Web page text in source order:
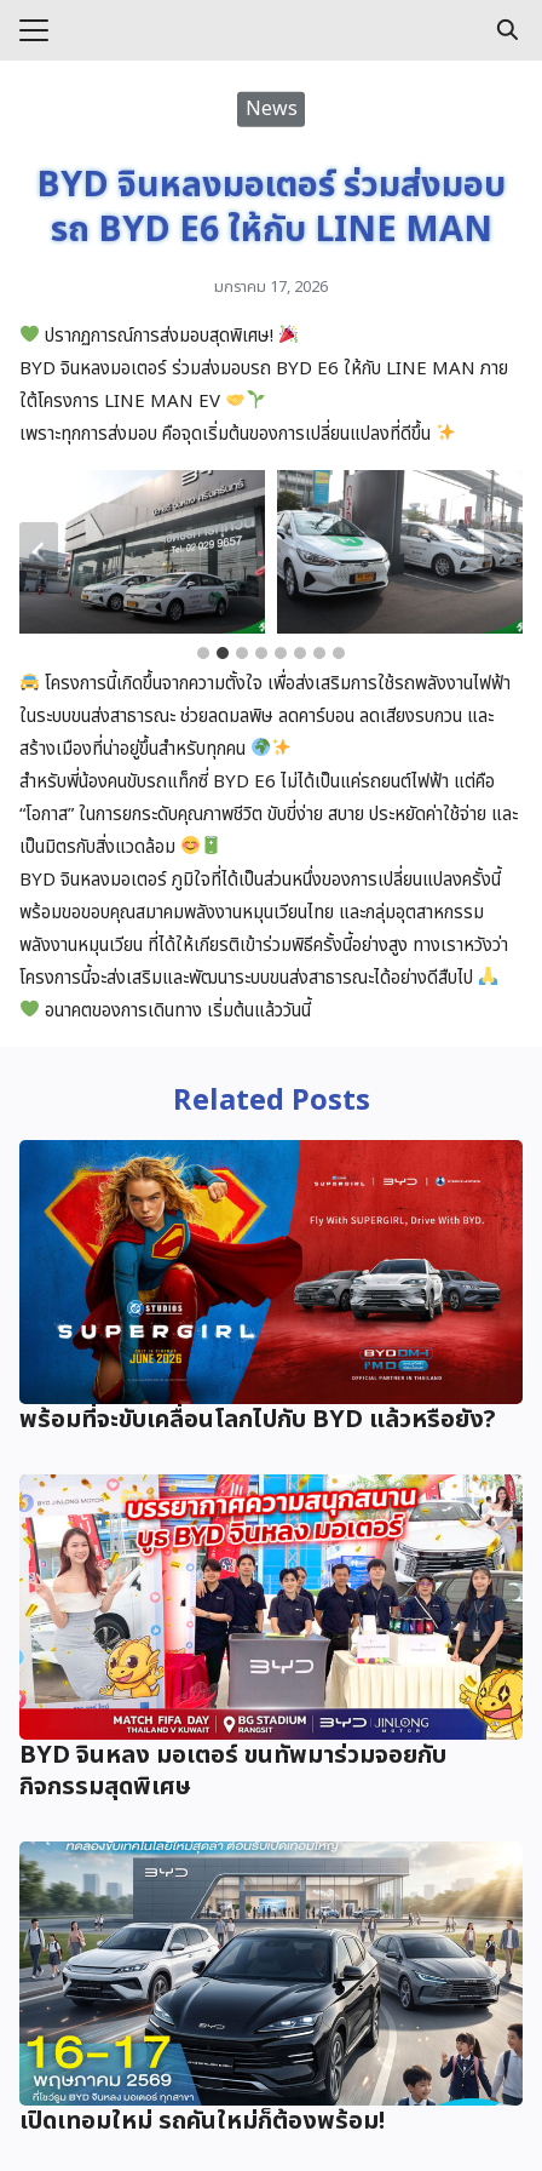
Skip
News
BYD จินหลงมอเตอร์ ร่วมส่งมอบ
รถ BYD E6 ให้กับ LINE MAN
มกราคม 17, 2026
ปรากฏการณ์การส่งมอบสุดพิเศษ!
BYD จินหลงมอเตอร์ ร่วมส่งมอบรถ BYD E6 ให้กับ LINE MAN ภาย
ใต้โครงการ LINE MAN EV
เพราะทุกการส่งมอบ คือจุดเริ่มต้นของการเปลี่ยนแปลงที่ดีขึ้น
โครงการนี้เกิดขึ้นจากความตั้งใจ เพื่อส่งเสริมการใช้รถพลังงานไฟฟ้า
ในระบบขนส่งสาธารณะ ช่วยลดมลพิษ ลดคาร์บอน ลดเสียงรบกวน และ
สร้างเมืองที่น่าอยู่ขึ้นสำหรับทุกคน
สำหรับพี่น้องคนขับรถแท็กซี่ BYD E6 ไม่ได้เป็นแค่รถยนต์ไฟฟ้า แต่คือ
“โอกาส” ในการยกระดับคุณภาพชีวิต ขับขี่ง่าย สบาย ประหยัดค่าใช้จ่าย และ
เป็นมิตรกับสิ่งแวดล้อม
BYD จินหลงมอเตอร์ ภูมิใจที่ได้เป็นส่วนหนึ่งของการเปลี่ยนแปลงครั้งนี้
พร้อมขอขอบคุณสมาคมพลังงานหมุนเวียนไทย และกลุ่มอุตสาหกรรม
พลังงานหมุนเวียน ที่ได้ให้เกียรติเข้าร่วมพิธีครั้งนี้อย่างสูง ทางเราหวังว่า
โครงการนี้จะส่งเสริมและพัฒนาระบบขนส่งสาธารณะได้อย่างดีสืบไป
อนาคตของการเดินทาง เริ่มต้นแล้ววันนี้
Related Posts
พร้อมที่จะขับเคลื่อนโลกไปกับ BYD แล้วหรือยัง?
BYD จินหลง มอเตอร์ ขนทัพมาร่วมจอยกับ
กิจกรรมสุดพิเศษ
เปิดเทอมใหม่ รถคันใหม่ก็ต้องพร้อม!